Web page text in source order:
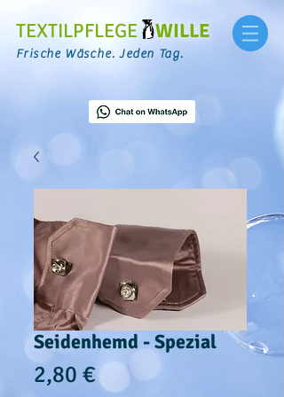
TEXTILPFLEGEWILLE
Frische Wäsche. Jeden Tag.
Seidenhemd - Spezial
2,80 € Preis